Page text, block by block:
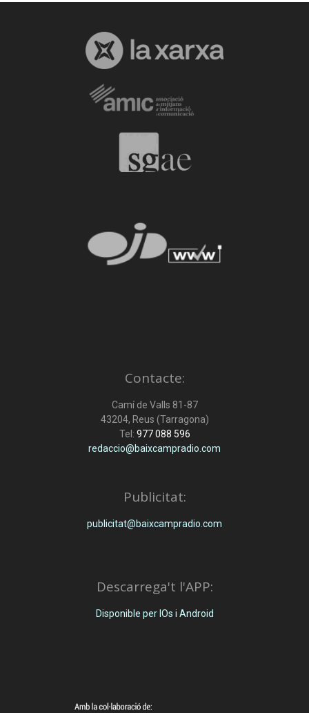
Contacte:
Camí de Valls 81-87
43204, Reus (Tarragona)
Tel: 977 088 596
redaccio@baixcampradio.com
Publicitat:
publicitat@baixcampradio.com
Descarrega't l'APP:
Disponible per IOs i Android